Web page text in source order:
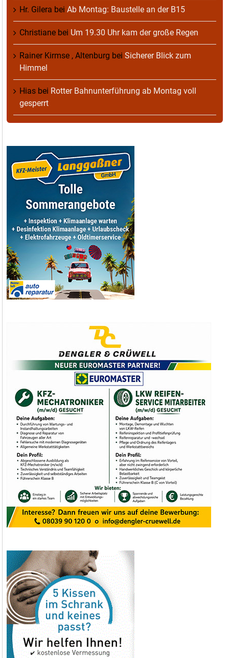
Hr. Gilera bei Ab Montag: Baustelle an der B15
Christiane bei Um 19.30 Uhr kam der große Regen
Rainer Kirmse , Altenburg bei Sicherer Blick zum
Himmel
Hias bei Rotter Bahnunterführung ab Montag voll
gesperrt